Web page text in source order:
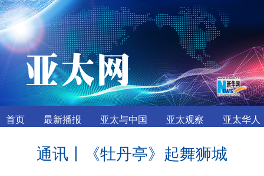
首页 最新播报 亚太与中国 亚太观察 亚太华人
通讯丨《牡丹亭》起舞狮城